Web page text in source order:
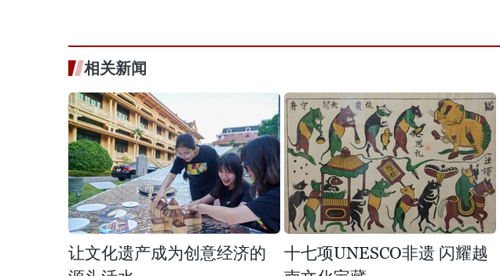
相关新闻
让文化遗产成为创意经济的
十七项UNESCO非遗 闪耀越